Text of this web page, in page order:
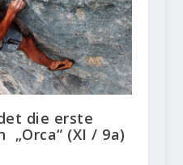
die erste
„Orca“ (XI / 9a)